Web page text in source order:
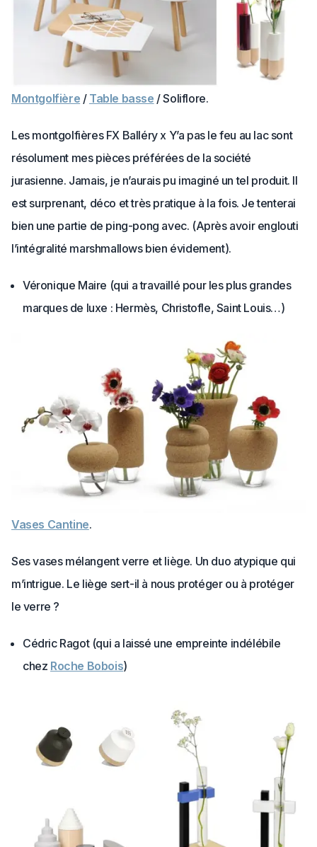
Montgolfière / Table basse / Soliflore.
Les montgolfières FX Balléry x Y’a pas le feu au lac sont
résolument mes pièces préférées de la société
jurasienne. Jamais, je n’aurais pu imaginé un tel produit. Il
est surprenant, déco et très pratique à la fois. Je tenterai
bien une partie de ping-pong avec. (Après avoir englouti
l’intégralité marshmallows bien évidement).
Véronique Maire (qui a travaillé pour les plus grandes
marques de luxe : Hermès, Christofle, Saint Louis…)
Vases Cantine.
Ses vases mélangent verre et liège. Un duo atypique qui
m’intrigue. Le liège sert-il à nous protéger ou à protéger
le verre ?
Cédric Ragot (qui a laissé une empreinte indélébile
chez Roche Bobois)